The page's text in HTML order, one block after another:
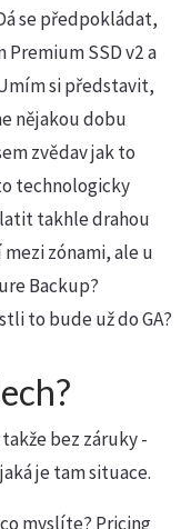
se předpokládat,
Premium SSD v2 a
si představit,
nějakou dobu
zvědav jak to
technologicky
takhle drahou
zónami, ale u
Backup?
to bude už do GA?
bez záruky -
je tam situace.
myslíte? Pricing